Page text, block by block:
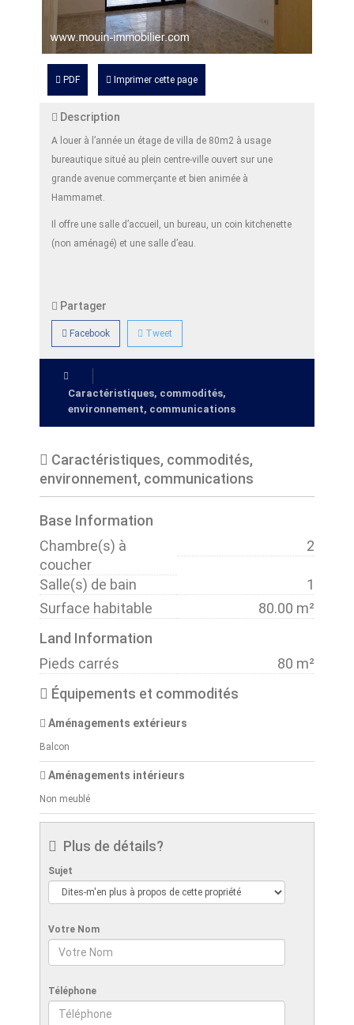
PDF Imprimer cette page
Description
A louer à l’année un étage de villa de 80m2 à usage
bureautique situé au plein centre-ville ouvert sur une
grande avenue commerçante et bien animée à
Hammamet.
Il offre une salle d’accueil, un bureau, un coin kitchenette
(non aménagé) et une salle d’eau.
Partager
Facebook Tweet
Caractéristiques, commodités,
environnement, communications
Caractéristiques, commodités,
environnement, communications
Base Information
Chambre(s) à
coucher
2
Salle(s) de bain
1
Surface habitable
80.00 m²
Land Information
Pieds carrés
80 m²
Équipements et commodités
Aménagements extérieurs
Balcon
Aménagements intérieurs
Non meublé
Plus de détails?
Sujet
Votre Nom
Téléphone